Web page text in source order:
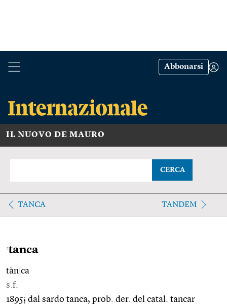
Abbonarsi
IL NUOVO DE MAURO
CERCA
TANCA TANDEM
2tanca
tàn ca
s.f.
1895; dal sardo tanca, prob. der. del catal. tancar